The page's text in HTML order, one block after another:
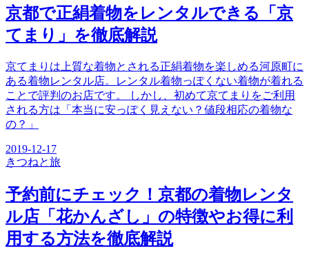
京都で正絹着物をレンタルできる「京
てまり」を徹底解説
京てまりは上質な着物とされる正絹着物を楽しめる河原町に
ある着物レンタル店。レンタル着物っぽくない着物が着れる
ことで評判のお店です。 しかし、初めて京てまりをご利用
される方は「本当に安っぽく見えない？値段相応の着物な
の？」
2019-12-17
きつねと旅
予約前にチェック！京都の着物レンタ
ル店「花かんざし」の特徴やお得に利
用する方法を徹底解説